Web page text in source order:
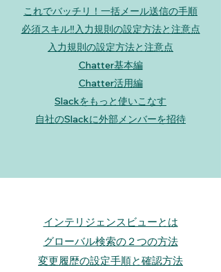
これでバッチリ！一括メール送信の手順
必須スキル‼️入力規則の設定方法と注意点
入力規則の設定方法と注意点
Chatter基本編
Chatter活用編
Slackをもっと使いこなす
自社のSlackに外部メンバーを招待
インテリジェンスビューとは
​グローバル検索の２つの方法
変更履歴の設定手順と確認方法